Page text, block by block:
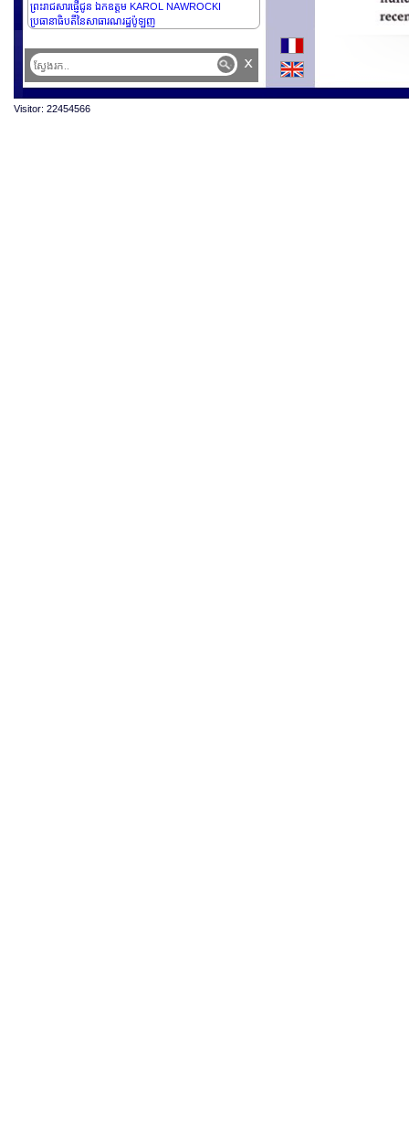
ព្រះរាជសារផ្ញើជូន ឯកឧត្តម KAROL NAWROCKI
ប្រធានាធិបតីនៃសាធារណរដ្ឋប៉ូឡូញ
x
Visitor: 22454566